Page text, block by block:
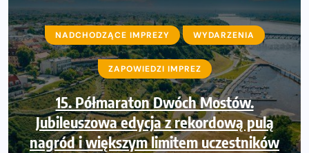
NADCHODZĄCE IMPREZY WYDARZENIA
ZAPOWIEDZI IMPREZ
15. Półmaraton Dwóch Mostów.
Jubileuszowa edycja z rekordową pulą
nagród i większym limitem uczestników
NADCHODZĄCE IMPREZY WYDARZENIA
ZAPOWIEDZI IMPREZ
Trasa 48. Maratonu Warszawskiego
odkryta. Sprawdzony przebieg i profil
stworzony do szybkiego biegania